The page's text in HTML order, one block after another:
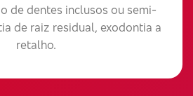
de dentes inclusos ou semi-
de raiz residual, exodontia a
retalho.